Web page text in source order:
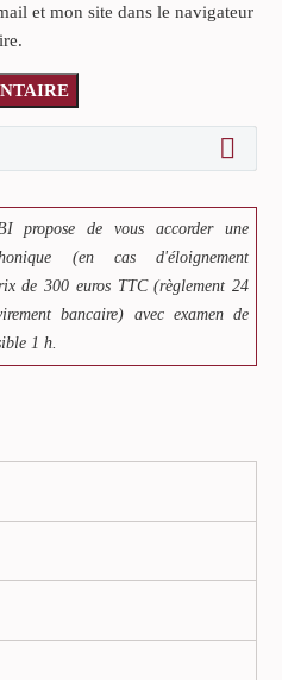
et mon site dans le navigateur
propose de vous accorder une
(en cas d'éloignement
de 300 euros TTC (règlement 24
bancaire) avec examen de
1 h.